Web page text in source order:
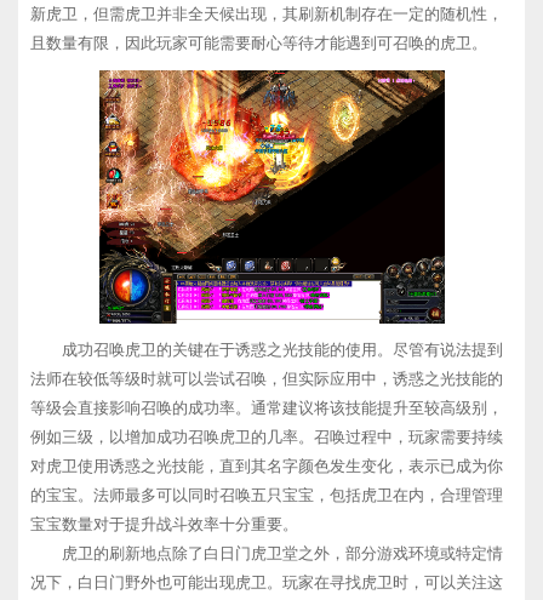
新虎卫，但需虎卫并非全天候出现，其刷新机制存在一定的随机性，
且数量有限，因此玩家可能需要耐心等待才能遇到可召唤的虎卫。
成功召唤虎卫的关键在于诱惑之光技能的使用。尽管有说法提到
法师在较低等级时就可以尝试召唤，但实际应用中，诱惑之光技能的
等级会直接影响召唤的成功率。通常建议将该技能提升至较高级别，
例如三级，以增加成功召唤虎卫的几率。召唤过程中，玩家需要持续
对虎卫使用诱惑之光技能，直到其名字颜色发生变化，表示已成为你
的宝宝。法师最多可以同时召唤五只宝宝，包括虎卫在内，合理管理
宝宝数量对于提升战斗效率十分重要。
虎卫的刷新地点除了白日门虎卫堂之外，部分游戏环境或特定情
况下，白日门野外也可能出现虎卫。玩家在寻找虎卫时，可以关注这